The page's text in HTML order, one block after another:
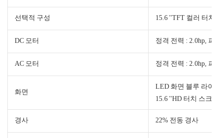
선택적 구성 15.6 ''TFT 컬러 터치
DC 모터 정격 전력 : 2.0hp, 피
AC 모터 정격 전력 : 2.0hp, 피
화면
LED 화면 블루 라이
15.6 ''HD 터치 스크
경사 22% 전동 경사